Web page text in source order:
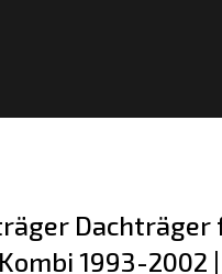
Dachträger
1993-2002